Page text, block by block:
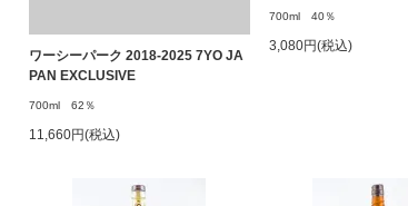
ワーシーパーク 2018-2025 7YO JA
PAN EXCLUSIVE
700ml 62％
11,660円(税込)
700ml 40％
3,080円(税込)